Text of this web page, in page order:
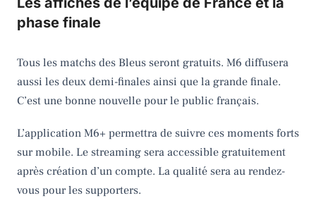
phase finale
Tous les matchs des Bleus seront gratuits. M6 diffusera
aussi les deux demi-finales ainsi que la grande finale.
C’est une bonne nouvelle pour le public français.
L’application M6+ permettra de suivre ces moments forts
sur mobile. Le streaming sera accessible gratuitement
après création d’un compte. La qualité sera au rendez-
vous pour les supporters.